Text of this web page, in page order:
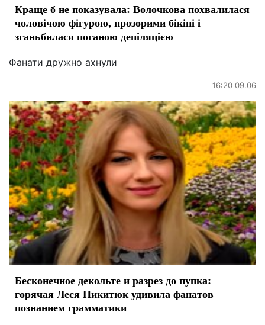
Краще б не показувала: Волочкова похвалилася
чоловічою фігурою, прозорими бікіні і
зганьбилася поганою депіляцією
Фанати дружно ахнули
16:20 09.06
Бесконечное декольте и разрез до пупка:
горячая Леся Никитюк удивила фанатов
познанием грамматики